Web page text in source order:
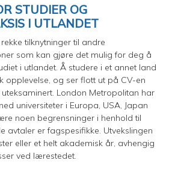
STUDIER OG
I UTLANDET
tilknytninger til andre
som kan gjøre det mulig for deg å
i utlandet. Å studere i et annet land
opplevelse, og ser flott ut på CV-en
London Metropolitan har
universiteter i Europa, USA, Japan
noen begrensninger i henhold til
avtaler er fagspesifikke. Utvekslingen
eller et helt akademisk år, avhengig
ved lærestedet.